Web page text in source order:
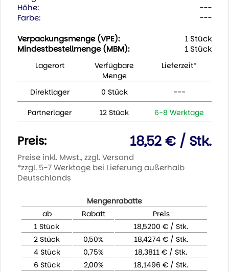
Höhe:
---
Farbe:
---
Verpackungsmenge (VPE):
1 Stück
Mindestbestellmenge (MBM):
1 Stück
Lagerort
Verfügbare
Menge
Lieferzeit*
Direktlager 0 Stück ---
Partnerlager 12 Stück 6-8 Werktage
Preis: 18,52 € / Stk.
Preise inkl. Mwst., zzgl. Versand
*zzgl. 5-7 Werktage bei Lieferung außerhalb
Deutschlands
Mengenrabatte
ab
Rabatt
Preis
1 Stück
18,5200 € / Stk.
2 Stück
0,50%
18,4274 € / Stk.
4 Stück
0,75%
18,3811 € / Stk.
6 Stück
2,00%
18,1496 € / Stk.